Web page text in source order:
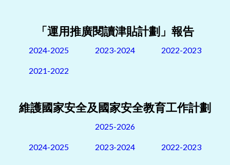
「運用推廣閱讀津貼計劃」報告
2024-2025 2023-2024 2022-2023
2021-2022
維護國家安全及國家安全教育工作計劃
2025-2026
2024-2025 2023-2024 2022-2023